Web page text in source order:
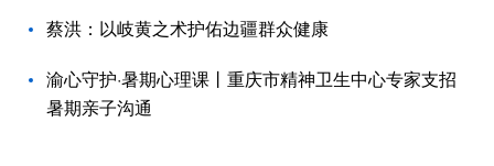
蔡洪：以岐黄之术护佑边疆群众健康
渝心守护·暑期心理课丨重庆市精神卫生中心专家支招
暑期亲子沟通